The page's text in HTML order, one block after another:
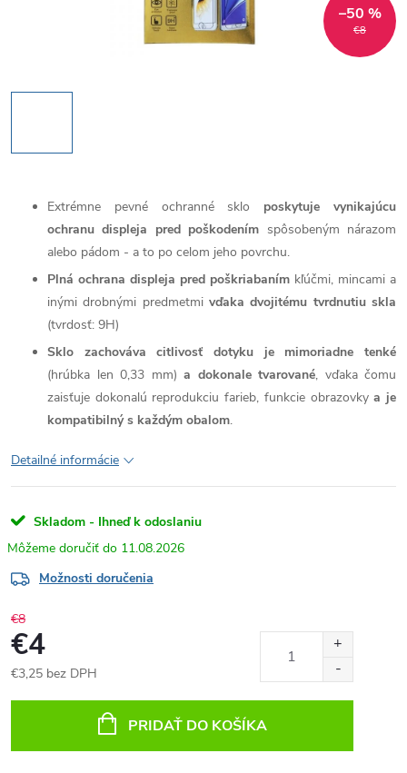
€8
–50 %
Extrémne pevné ochranné sklo poskytuje vynikajúcu
ochranu displeja pred poškodením spôsobeným nárazom
alebo pádom - a to po celom jeho povrchu.
Plná ochrana displeja pred poškriabaním kľúčmi, mincami a
inými drobnými predmetmivďaka dvojitému tvrdnutiu skla
(tvrdosť: 9H)
Sklo zachováva citlivosť dotyku je mimoriadne tenké
(hrúbka len 0,33 mm) a dokonale tvarované, vďaka čomu
zaisťuje dokonalú reprodukciu farieb, funkcie obrazovkya je
kompatibilný s každým obalom.
Detailné informácie
Skladom - Ihneď k odoslaniu
11.08.2026
Možnosti doručenia
€8
€4
€3,25 bez DPH
PRIDAŤ DO KOŠÍKA